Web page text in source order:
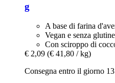
g
A base di farina
Vegan e senza glutine
Con sciroppo di
€ 2,09 (€ 41,80 / kg)
Consegna entro il giorno